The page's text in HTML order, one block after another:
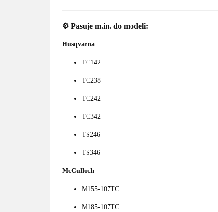
⚙️ Pasuje m.in. do modeli:
Husqvarna
TC142
TC238
TC242
TC342
TS246
TS346
McCulloch
M155-107TC
M185-107TC